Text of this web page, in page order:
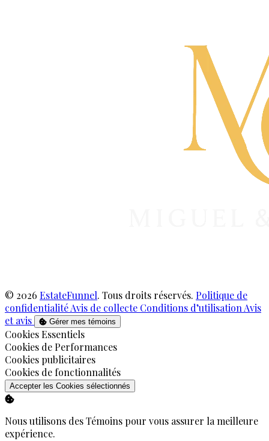
© 2026 EstateFunnel. Tous droits réservés. Politique de
confidentialitéAvis de collecte Conditions d’utilisationAvis
et avis
Gérer mes témoins
Activer
Cookies Essentiels
Activer
Cookies de Performances
Activer
Cookies publicitaires
Activer
Cookies de fonctionnalités
Accepter les Cookies sélectionnés
Nous utilisons des Témoins pour vous assurer la meilleure
expérience.